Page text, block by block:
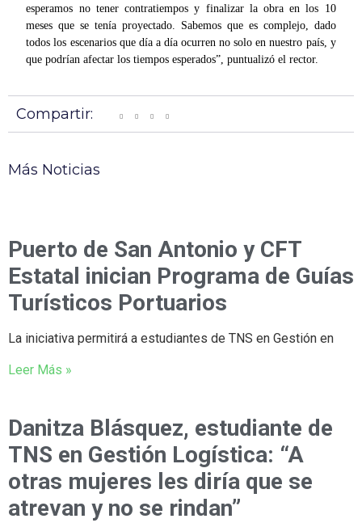
esperamos no tener contratiempos y finalizar la obra en los 10
meses que se tenía proyectado. Sabemos que es complejo, dado
todos los escenarios que día a día ocurren no solo en nuestro país, y
que podrían afectar los tiempos esperados”, puntualizó el rector.
Compartir:
Más Noticias
Puerto de San Antonio y CFT
Estatal inician Programa de Guías
Turísticos Portuarios
La iniciativa permitirá a estudiantes de TNS en Gestión en
Leer Más »
Danitza Blásquez, estudiante de
TNS en Gestión Logística: “A
otras mujeres les diría que se
atrevan y no se rindan”